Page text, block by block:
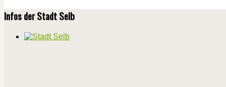
Infos der Stadt Selb